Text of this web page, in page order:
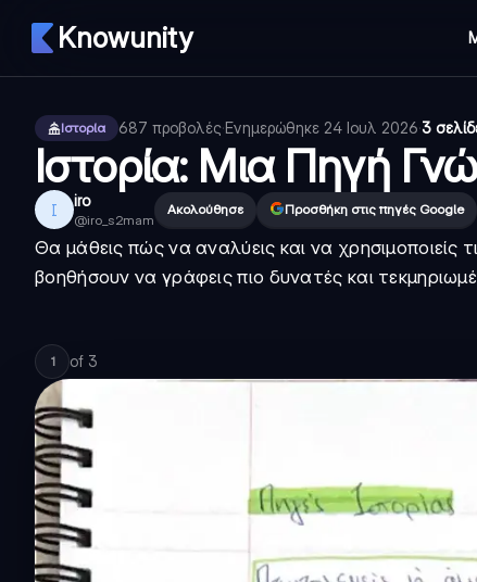
Knowunity
Ιστορία 687 προβολές·Ενημερώθηκε 24 Ιουλ 2026·3
Ιστορία: Μια Πηγή
I iro
@iro_s2mam
Ακολούθησε Προσθήκη στις πηγές Google
Θα μάθεις πώς να αναλύεις και να χρησιμοποιείς
βοηθήσουν να γράφεις πιο δυνατές και
1 of 3